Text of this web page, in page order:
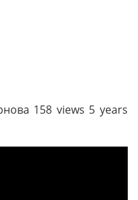
158 views 5 years